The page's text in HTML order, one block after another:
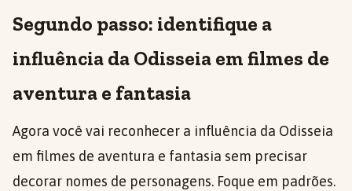
Segundo passo: identifique a
influência da Odisseia em filmes de
aventura e fantasia
Agora você vai reconhecer a influência da Odisseia
em filmes de aventura e fantasia sem precisar
decorar nomes de personagens. Foque em padrões.